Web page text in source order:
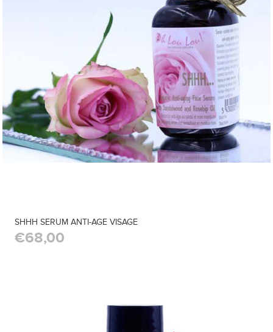
SHHH SERUM ANTI-AGE VISAGE
€68,00